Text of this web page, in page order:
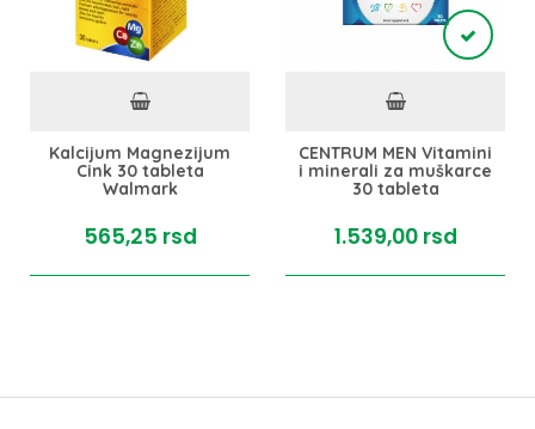
Kalcijum Magnezijum
Cink 30 tableta
Walmark
565,25 rsd
CENTRUM MEN Vitamini
i minerali za muškarce
30 tableta
1.539,00 rsd